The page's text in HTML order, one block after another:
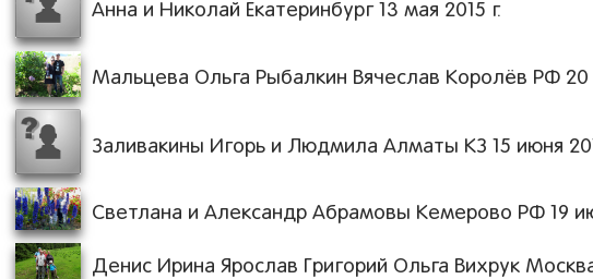
Анна и Николай Екатеринбург 13 мая 2015 г.
Мальцева Ольга Рыбалкин Вячеслав Королёв РФ 20
Заливакины Игорь и Людмила Алматы КЗ 15 июня
Светлана и Александр Абрамовы Кемерово РФ 19
Денис Ирина Ярослав Григорий Ольга Вихрук